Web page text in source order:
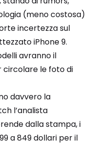
(meno costosa)
incertezza sul
iPhone 9.
avranno il
circolare le foto di
davvero la
l’analista
dalla stampa, i
a 849 dollari per il